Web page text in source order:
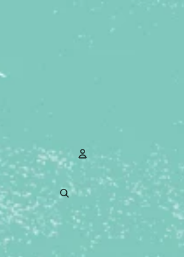
Compte
Autres options
Commandes